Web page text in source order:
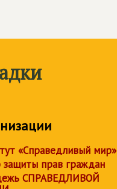
«Справедливый мир»
защиты прав граждан
СПРАВЕДЛИВОЙ